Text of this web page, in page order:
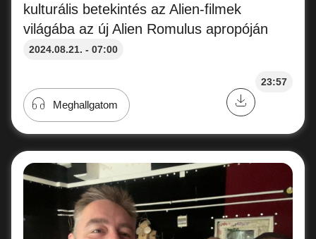
kulturális betekintés az Alien-filmek
világába az új Alien Romulus apropóján
2024.08.21. - 07:00
23:57
Meghallgatom